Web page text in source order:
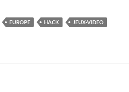
EUROPE HACK
JEUX-VIDEO